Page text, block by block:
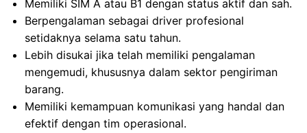
Memiliki SIM A atau B1 dengan status aktif dan sah.
Berpengalaman sebagai driver profesional
setidaknya selama satu tahun.
Lebih disukai jika telah memiliki pengalaman
mengemudi, khususnya dalam sektor pengiriman
barang.
Memiliki kemampuan komunikasi yang handal dan
efektif dengan tim operasional.